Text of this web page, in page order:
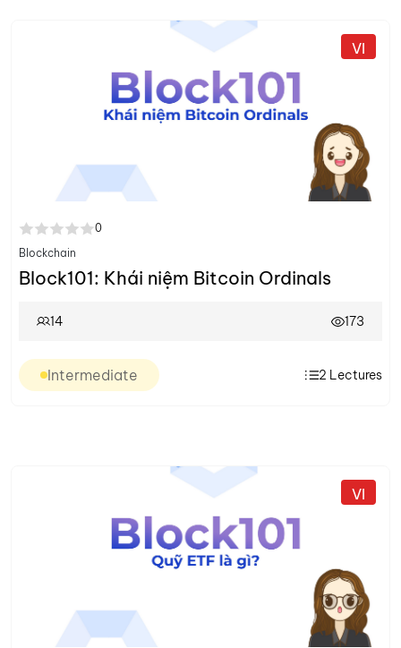
0
Blockchain
Block101: Khái niệm Bitcoin Ordinals
14 173
Intermediate 2 Lectures
VI
VI